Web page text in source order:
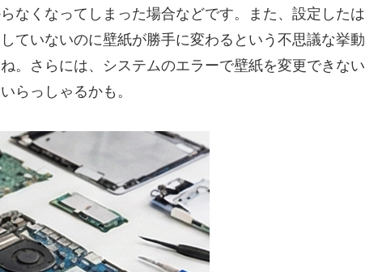
なくなってしまった場合などです。また、設定したは
ていないのに壁紙が勝手に変わるという不思議な挙動
。さらには、システムのエラーで壁紙を変更できない
らっしゃるかも。